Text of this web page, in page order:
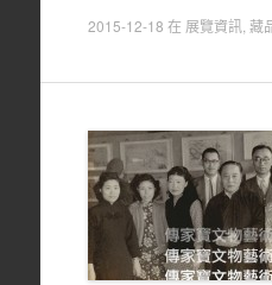
2015-12-18 在 展覽資訊 藏